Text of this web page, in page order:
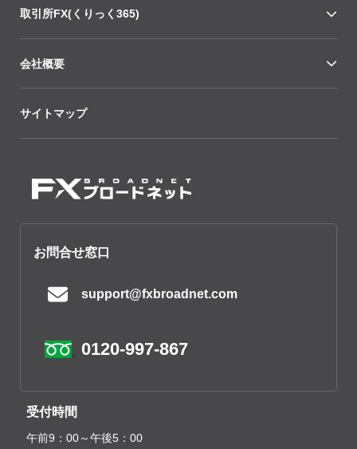
取引所FX(くりっく365)
会社概要
サイトマップ
お問合せ窓口
support@fxbroadnet.com
0120-997-867
受付時間
午前9：00～午後5：00